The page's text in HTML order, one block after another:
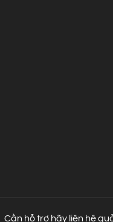
Cần hỗ trợ hãy liên hệ